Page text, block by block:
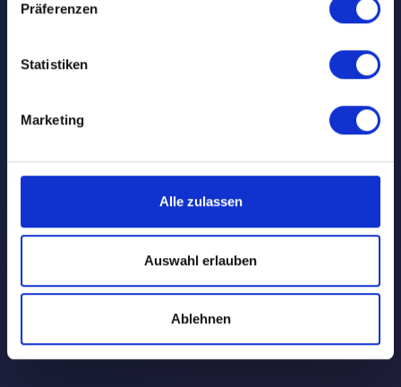
Präferenzen
Statistiken
Marketing
Alle zulassen
Auswahl erlauben
Ablehnen